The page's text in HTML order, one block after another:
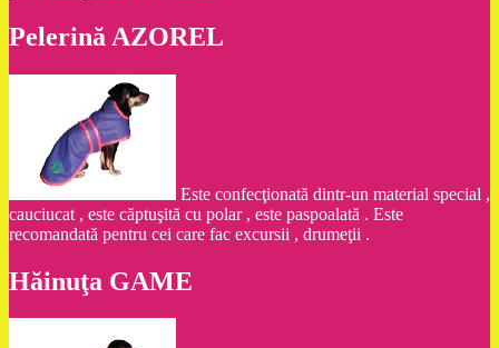
Pelerină AZOREL
Este confecţionată dintr-un material special ,
cauciucat , este căptuşită cu polar , este paspoalată . Este
recomandată pentru cei care fac excursii , drumeţii .
Hăinuţa GAME